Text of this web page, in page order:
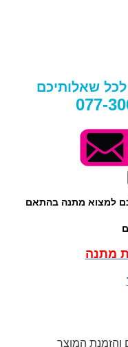
שאלותיכם
077-
למצוא מתנה בהתאם
מתנה
המוצר